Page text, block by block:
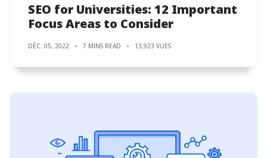
SEO for Universities: 12 Important
Focus Areas to Consider
DÉC. 05, 2022 7 MINS READ 13,923 VUES